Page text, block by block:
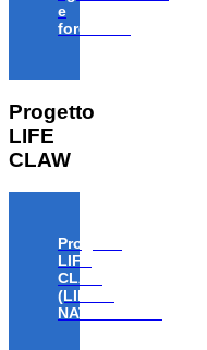
e
forestale”
Progetto
LIFE
CLAW
Progetto
LIFE
CLAW
(LIFE18
NAT/IT/000806)